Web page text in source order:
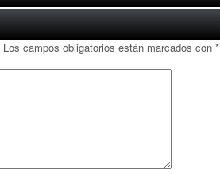
Los campos obligatorios están marcados con*